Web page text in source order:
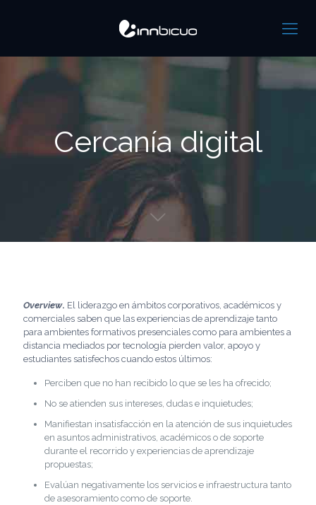
Cercanía digital
Overview. El liderazgo en ámbitos corporativos, académicos y
comerciales saben que las experiencias de aprendizaje tanto
para ambientes formativos presenciales como para ambientes a
distancia mediados por tecnología pierden valor, apoyo y
estudiantes satisfechos cuando estos últimos:
Perciben que no han recibido lo que se les ha ofrecido;
No se atienden sus intereses, dudas e inquietudes;
Manifiestan insatisfacción en la atención de sus inquietudes
en asuntos administrativos, académicos o de soporte
durante el recorrido y experiencias de aprendizaje
propuestas;
Evalúan negativamente los servicios e infraestructura tanto
de asesoramiento como de soporte.